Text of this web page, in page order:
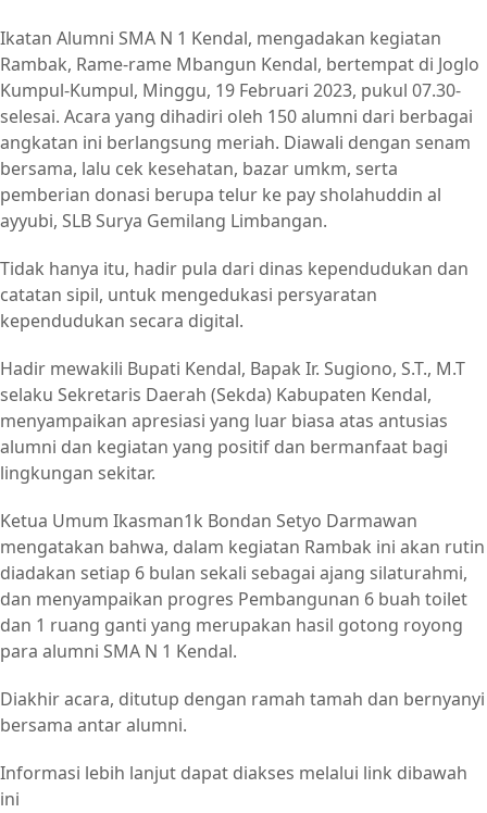
Ikatan Alumni SMA N 1 Kendal, mengadakan kegiatan
Rambak, Rame-rame Mbangun Kendal, bertempat di Joglo
Kumpul-Kumpul, Minggu, 19 Februari 2023, pukul 07.30-
selesai. Acara yang dihadiri oleh 150 alumni dari berbagai
angkatan ini berlangsung meriah. Diawali dengan senam
bersama, lalu cek kesehatan, bazar umkm, serta
pemberian donasi berupa telur ke pay sholahuddin al
ayyubi, SLB Surya Gemilang Limbangan.
Tidak hanya itu, hadir pula dari dinas kependudukan dan
catatan sipil, untuk mengedukasi persyaratan
kependudukan secara digital.
Hadir mewakili Bupati Kendal, Bapak Ir. Sugiono, S.T., M.T
selaku Sekretaris Daerah (Sekda) Kabupaten Kendal,
menyampaikan apresiasi yang luar biasa atas antusias
alumni dan kegiatan yang positif dan bermanfaat bagi
lingkungan sekitar.
Ketua Umum Ikasman1k Bondan Setyo Darmawan
mengatakan bahwa, dalam kegiatan Rambak ini akan rutin
diadakan setiap 6 bulan sekali sebagai ajang silaturahmi,
dan menyampaikan progres Pembangunan 6 buah toilet
dan 1 ruang ganti yang merupakan hasil gotong royong
para alumni SMA N 1 Kendal.
Diakhir acara, ditutup dengan ramah tamah dan bernyanyi
bersama antar alumni.
Informasi lebih lanjut dapat diakses melalui link dibawah
ini